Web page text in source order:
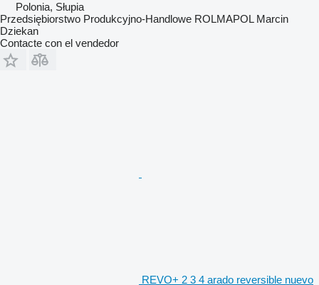
Polonia, Słupia
Przedsiębiorstwo Produkcyjno-Handlowe ROLMAPOL Marcin
Dziekan
Contacte con el vendedor
REVO+ 2 3 4 arado reversible nuevo